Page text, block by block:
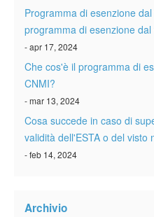
Programma di esenzione
programma di esenzione
- apr 17, 2024
Che cos'è il programma di
CNMI?
- mar 13, 2024
Cosa succede in caso di
validità dell'ESTA o del visto
- feb 14, 2024
Archivio